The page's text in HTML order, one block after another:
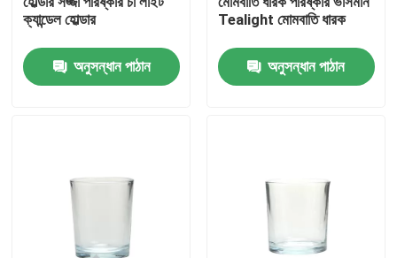
কারখানা পরিদর্শন
ক্যান্ডেল হোল্ডার
অনুসন্ধান পাঠান
Tealight মোমবাতি ধারক
অনুসন্ধান পাঠান